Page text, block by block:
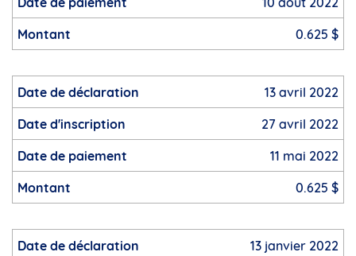
0.625 $
13 avril 2022
27 avril 2022
11 mai 2022
0.625 $
13 janvier 2022